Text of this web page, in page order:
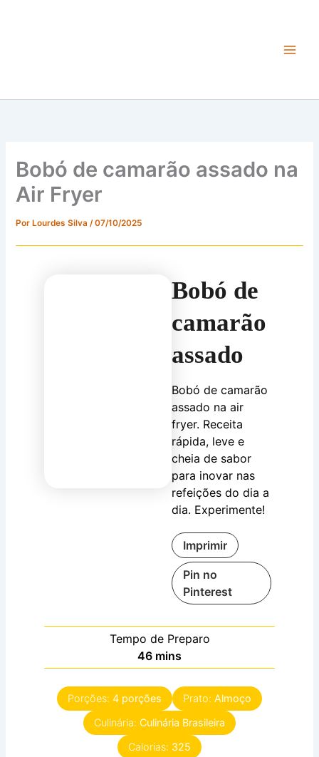
Bobó de camarão assado na
Air Fryer
Por Lourdes Silva/07/10/2025
Bobó de
camarão
assado
Bobó de camarão
assado na air
fryer. Receita
rápida, leve e
cheia de sabor
para inovar nas
refeições do dia a
dia. Experimente!
Imprimir
Pin no
Pinterest
Tempo de Preparo
46minutes
mins
Porções: 4 porções Prato: Almoço
Culinária: Culinária Brasileira
Calorias: 325